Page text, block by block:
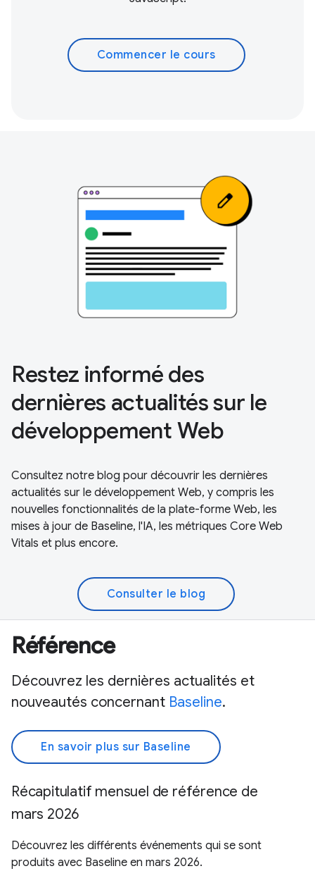
Commencer le cours
Restez informé des
dernières actualités sur le
développement Web
Consultez notre blog pour découvrir les dernières
actualités sur le développement Web, y compris les
nouvelles fonctionnalités de la plate-forme Web, les
mises à jour de Baseline, l'IA, les métriques Core Web
Vitals et plus encore.
Consulter le blog
Référence
Découvrez les dernières actualités et
nouveautés concernant Baseline.
En savoir plus sur Baseline
Récapitulatif mensuel de référence de
mars 2026
Découvrez les différents événements qui se sont
produits avec Baseline en mars 2026.